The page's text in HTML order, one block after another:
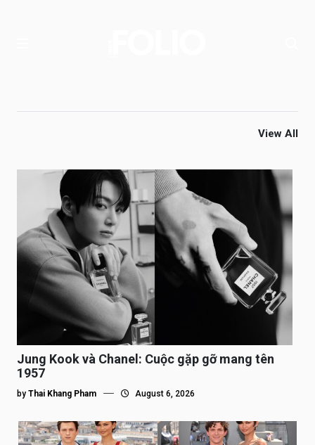
View All
Jung Kook và Chanel: Cuộc gặp gỡ mang tên
1957
by Thai Khang Pham August 6, 2026